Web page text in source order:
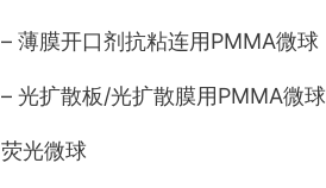
– 薄膜开口剂抗粘连用PMMA微球
– 光扩散板/光扩散膜用PMMA微球
荧光微球